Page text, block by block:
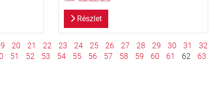
Részlet
20 21 22 23 24 25 26 27 28 29 30 31
32
51 52 53 54 55 56 57 58 59 60 61 62
63